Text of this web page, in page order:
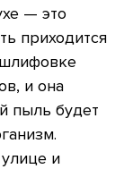
— это
приходится
и она
пыль будет
и